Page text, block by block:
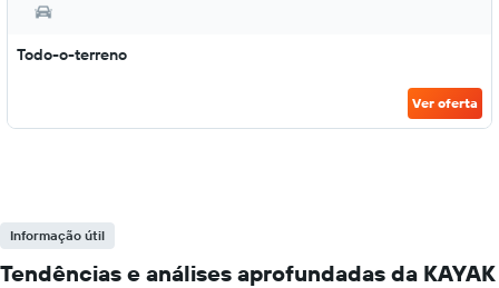
Todo-o-terreno
Ver oferta
Informação útil
Tendências e análises aprofundadas da KAYAK